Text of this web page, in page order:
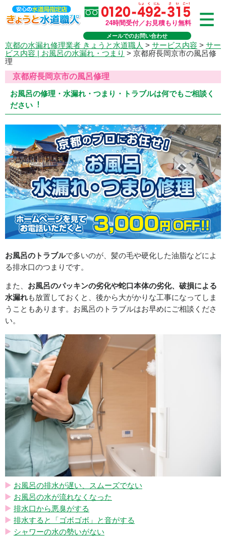
24時間受付／お見積もり無料
メールでのお問い合わせ
京都の水漏れ修理業者 きょうと水道職人 > サービス内容 > サー
ビス内容 | お風呂の水漏れ・つまり > 京都府長岡京市の風呂修
理
京都府長岡京市の風呂修理
お風呂の修理・水漏れ・つまり・トラブルは何でもご相談く
ださい︕
お風呂のトラブルで多いのが、髪の毛や硬化した油脂などによ
る排水口のつまりです。
また、 お風呂のパッキンの劣化や蛇口本体の劣化、破損による
水漏れも放置しておくと、後から大がかりな工事になってしま
うこともあります。お風呂のトラブルはお早めにご相談くださ
い。
お風呂の排水が遅い、スムーズでない
お風呂の水が流れなくなった
排水口から悪臭がする
排水すると「ゴボゴボ」と音がする
シャワーの水の勢いがない